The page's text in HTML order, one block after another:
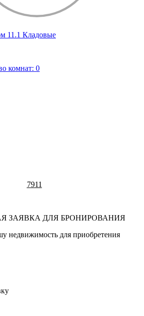
11.1 Кладовые
комнат: 0
7911
ЗАЯВКА ДЛЯ БРОНИРОВАНИЯ
недвижимость для приобретения